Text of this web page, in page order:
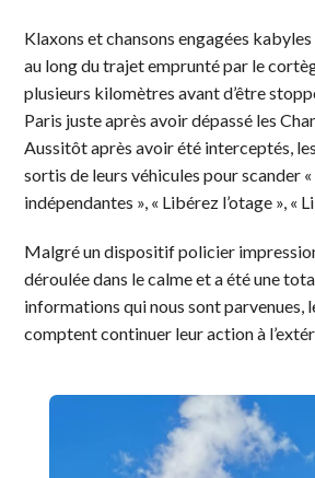
Klaxons et chansons engagées
au long du trajet emprunté par le
plusieurs kilomètres avant d’être
Paris juste après avoir dépassé les
Aussitôt après avoir été interceptés,
sortis de leurs véhicules pour scander
indépendantes », « Libérez l’otage », «
Malgré un dispositif policier
déroulée dans le calme et a été une
informations qui nous sont parvenues,
comptent continuer leur action à